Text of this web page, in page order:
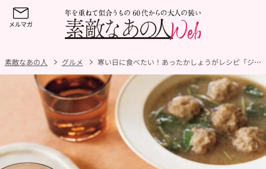
素敵なあの人 グルメ 寒い日に食べたい！あったかしょうがレシピ「ジンジャー肉だんごのれんこんスープ」